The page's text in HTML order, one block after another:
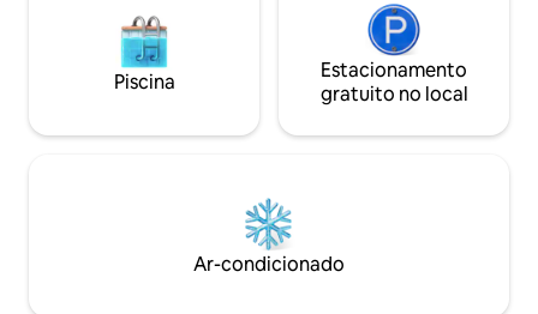
Piscina
Estacionamento
gratuito no local
Ar-condicionado